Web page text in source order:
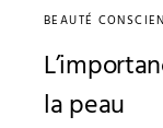
BEAUTÉ
la peau